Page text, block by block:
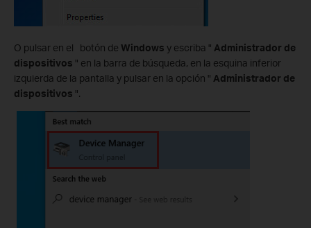
O pulsar en el botón de Windows y escriba " Administrador de
dispositivos " en la barra de búsqueda, en la esquina inferior
izquierda de la pantalla y pulsar en la opción " Administrador de
dispositivos ".